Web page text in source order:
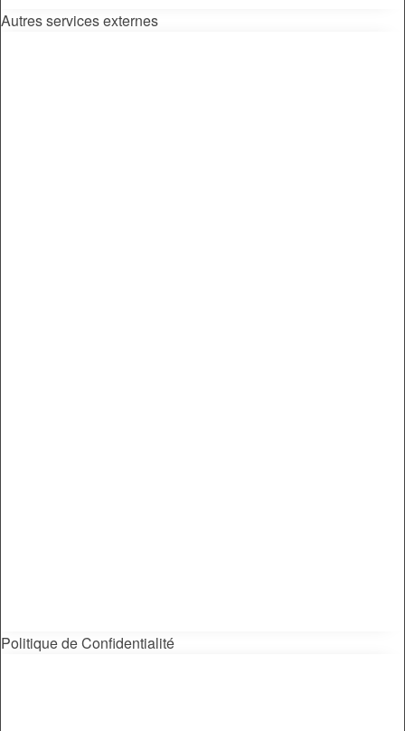
Autres services externes
Politique de Confidentialité